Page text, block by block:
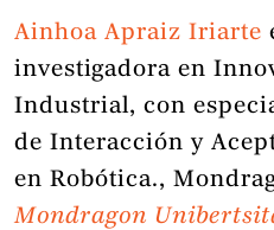
Ainhoa Apraiz Iriarte
investigadora en
Industrial, con
de Interacción y
en Robótica.,
Mondragon